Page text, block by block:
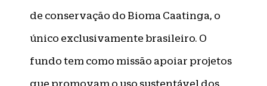
de conservação do Bioma Caatinga, o
único exclusivamente brasileiro. O
fundo tem como missão apoiar projetos